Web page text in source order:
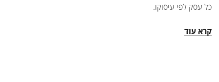
כל עסק לפי עיסוקו.
קרא עוד